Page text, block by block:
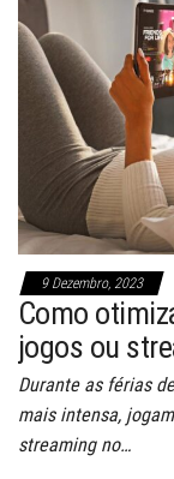
9 Dezembro, 2023
Como
jogos ou
Durante as férias
mais intensa,
streaming no…